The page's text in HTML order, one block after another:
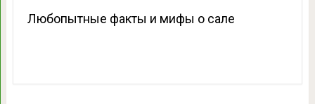
Любопытные факты и мифы о сале